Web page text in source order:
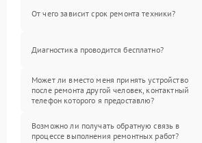
От чего зависит срок ремонта техники?
Диагностика проводится бесплатно?
Может ли вместо меня принять устройство
после ремонта другой человек, контактный
телефон которого я предоставлю?
Возможно ли получать обратную связь в
процессе выполнения ремонтных работ?